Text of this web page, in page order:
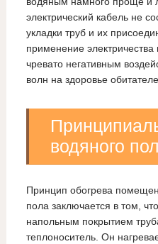
электрический кабель не
укладки труб и их
применение
чревато негативным
волн на здоровье
водяного
Принцип обогрева
пола заключается в том,
напольным покрытием
теплоноситель. Он